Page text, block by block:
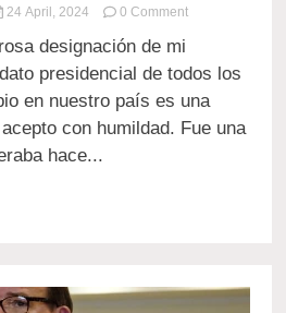
24 April, 2024 0 Commenton
del
unitario
de
hora
designación de mi
presidencial de todos los
en nuestro país es una
con humildad. Fue una
hace...